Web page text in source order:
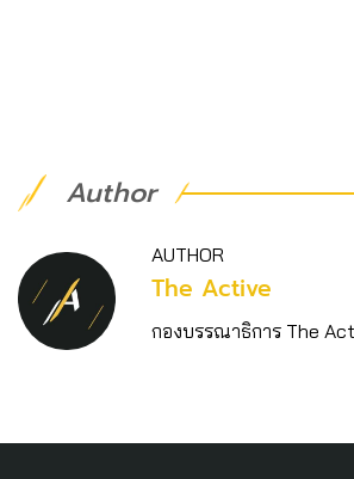
Author
AUTHOR
The Active
กองบรรณาธิการ The